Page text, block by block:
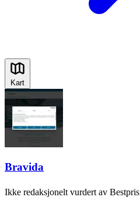
Kart
Bravida
Ikke redaksjonelt vurdert av Bestpris